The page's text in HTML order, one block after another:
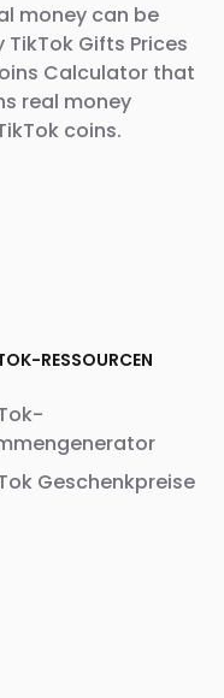
money can be
Gifts Prices
Calculator that
real money
coins.
RESSOURCEN
Geschenkpreise